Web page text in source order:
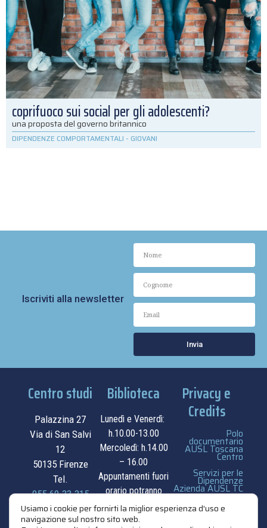
coprifuoco sui social per gli adolescenti?
una proposta del governo britannico
DIPENDENZE COMPORTAMENTALI - GIOVANI
Iscriviti alla newsletter
Invia
Centro studi
Palazzina 27
Via di San Salvi
12
50135 Firenze
Tel.
055.69.33.315
contatti
Biblioteca
Lunedì e Venerdì:
h.10.00-13.00
Mercoledì: h.14.00
– 16.00
Appuntamenti fuori
orario potranno
essere
concordati su
Privacy e
Credits
Polo
documentario
AUSL Toscana
Centro
Servizi per le
Dipendenze
Azienda AUSL TC
privacy e cookie
Usiamo i cookie per fornirti la miglior esperienza d'uso e
navigazione sul nostro sito web.